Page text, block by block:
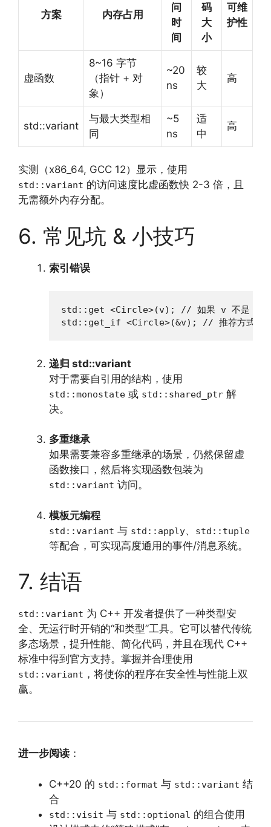
方案 内存占用
问
时
间
码
大
小
可维
护性
虚函数
8~16 字节
（指针 + 对
象）
~20
ns
较
大
高
std::variant
与最大类型相
同
~5
ns
适
中
高
实测（x86_64, GCC 12）显示，使用
std::variant 的访问速度比虚函数快 2-3 倍，且
无需额外内存分配。
6. 常见坑 & 小技巧
索引错误
std::get <Circle>(v); // 如果 v 不是
std::get_if <Circle>(&v); // 推荐方式
递归 std::variant
对于需要自引用的结构，使用
std::monostate 或 std::shared_ptr 解
决。
多重继承
如果需要兼容多重继承的场景，仍然保留虚
函数接口，然后将实现函数包装为
std::variant 访问。
模板元编程
std::variant 与 std::apply、 std::tuple
等配合，可实现高度通用的事件/消息系统。
7. 结语
std::variant 为 C++ 开发者提供了一种类型安
全、无运行时开销的“和类型”工具。它可以替代传统
多态场景，提升性能、简化代码，并且在现代 C++
标准中得到官方支持。掌握并合理使用
std::variant ，将使你的程序在安全性与性能上双
赢。
进一步阅读 ：
C++20 的 std::format 与 std::variant 结
合
std::visit 与 std::optional 的组合使用